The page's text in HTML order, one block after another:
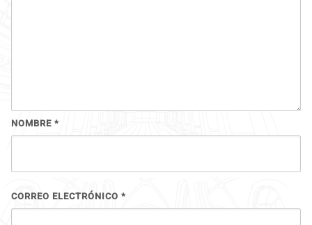
NOMBRE *
CORREO ELECTRÓNICO *